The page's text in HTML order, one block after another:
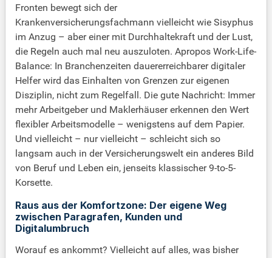
Fronten bewegt sich der
Krankenversicherungsfachmann vielleicht wie Sisyphus
im Anzug – aber einer mit Durchhaltekraft und der Lust,
die Regeln auch mal neu auszuloten. Apropos Work-Life-
Balance: In Branchenzeiten dauererreichbarer digitaler
Helfer wird das Einhalten von Grenzen zur eigenen
Disziplin, nicht zum Regelfall. Die gute Nachricht: Immer
mehr Arbeitgeber und Maklerhäuser erkennen den Wert
flexibler Arbeitsmodelle – wenigstens auf dem Papier.
Und vielleicht – nur vielleicht – schleicht sich so
langsam auch in der Versicherungswelt ein anderes Bild
von Beruf und Leben ein, jenseits klassischer 9-to-5-
Korsette.
Raus aus der Komfortzone: Der eigene Weg
zwischen Paragrafen, Kunden und
Digitalumbruch
Worauf es ankommt? Vielleicht auf alles, was bisher